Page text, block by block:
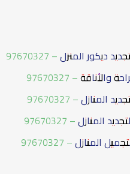
المنزل – 97670327
– 97670327
– 97670327
– 97670327
– 97670327